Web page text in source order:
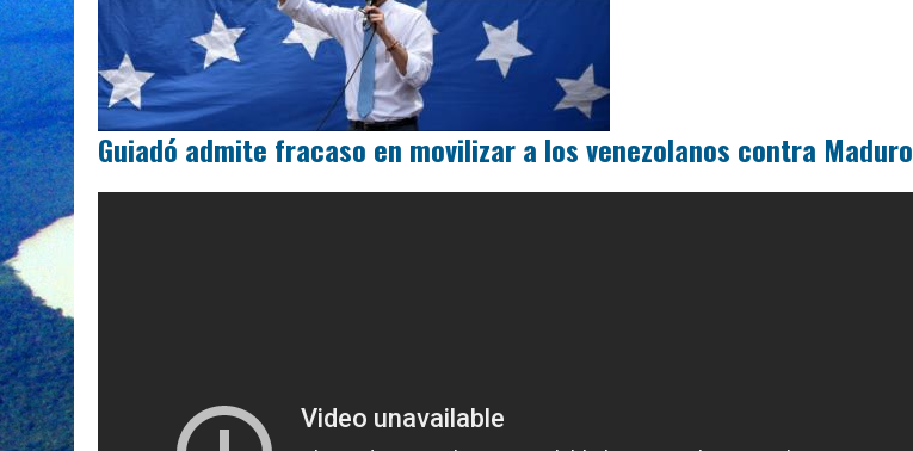
Guiadó admite fracaso en movilizar a los venezolanos contra Maduro